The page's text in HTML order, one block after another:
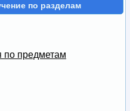
по разделам
по предметам